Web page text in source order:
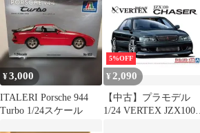
¥3,000
ITALERI Porsche 944
Turbo 1/24スケール
5%OFF
¥ 2,090
【中古】プラモデル
1/24 VERTEX JZX100